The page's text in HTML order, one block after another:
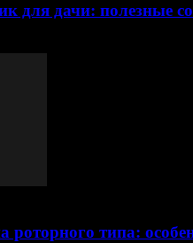
для дачи: полезные
роторного типа: